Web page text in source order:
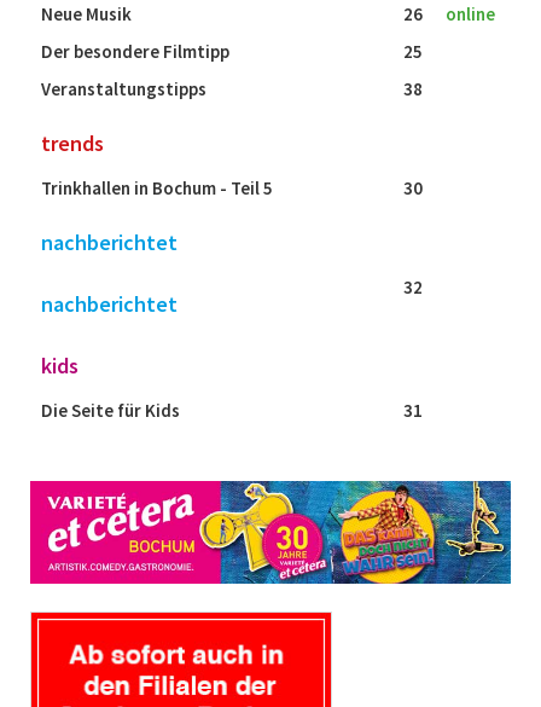
Neue Musik
26
online
Der besondere Filmtipp
25
Veranstaltungstipps
38
trends
Trinkhallen in Bochum - Teil 5 30
nachberichtet
nachberichtet
32
kids
Die Seite für Kids 31